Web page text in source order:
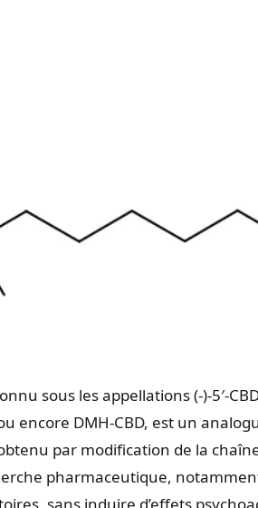
sous les appellations (-)-5′-
encore DMH-CBD, est un
par modification de la
pharmaceutique,